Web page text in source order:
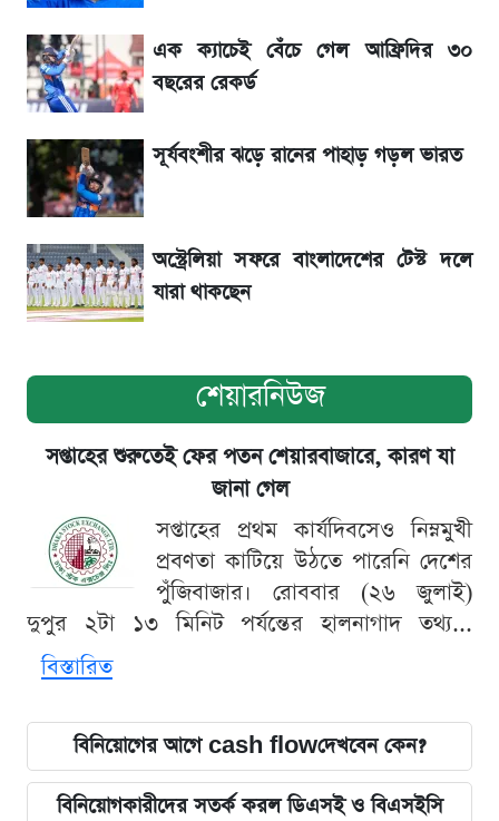
লাফিয়ে বাড়ল স্বর্ণের দাম, এক মাসের মধ্যে সর্বোচ্চ
রেকর্ড
বাংলাদেশ নিয়ে যা বললেন সজীব ওয়াজেদ জয়
২ লাখ মানুষ অপেক্ষায়, কিন্তু দেখা গেল না শেখ
হাসিনাকে! এরপর যা ঘটল...
এক ক্যাচেই বেঁচে গেল আফ্রিদির ৩০
বছরের রেকর্ড
সূর্যবংশীর ঝড়ে রানের পাহাড় গড়ল ভারত
অস্ট্রেলিয়া সফরে বাংলাদেশের টেস্ট দলে
যারা থাকছেন
শেয়ারনিউজ
সপ্তাহের শুরুতেই ফের পতন শেয়ারবাজারে, কারণ যা
জানা গেল
সপ্তাহের প্রথম কার্যদিবসেও নিম্নমুখী
প্রবণতা কাটিয়ে উঠতে পারেনি দেশের
পুঁজিবাজার। রোববার (২৬ জুলাই)
দুপুর ২টা ১৩ মিনিট পর্যন্তের হালনাগাদ তথ্য...
বিস্তারিত
বিনিয়োগের আগে cash flowদেখবেন কেন?
বিনিয়োগকারীদের সতর্ক করল ডিএসই ও বিএসইসি